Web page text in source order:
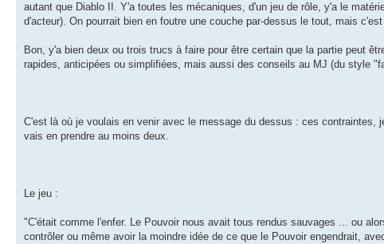
autant que Diablo II. Y'a toutes les mécaniques, d'un jeu de rôle, y'a le
d'acteur). On pourrait bien en foutre une couche par-dessus le tout, mais
Bon, y'a bien deux ou trois trucs à faire pour être certain que la partie peut
rapides, anticipées ou simplifiées, mais aussi des conseils au MJ (du style
C'est là où je voulais en venir avec le message du dessus : ces
vais en prendre au moins deux.
Le jeu :
"C'était comme l'enfer. Le Pouvoir nous avait tous rendus sauvages ... ou
contrôler ou même avoir la moindre idée de ce que le Pouvoir engendrait,